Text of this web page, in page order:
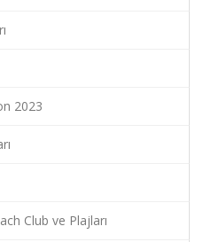
2023
Club ve Plajları